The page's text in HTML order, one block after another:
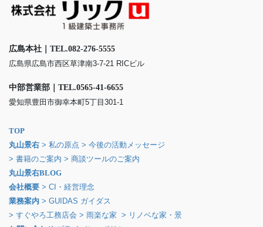
広島本社｜TEL.082-276-5555
広島県広島市西区草津南3-7-21 RICビル
中部営業部｜TEL.0565-41-6655
愛知県豊田市御幸本町5丁目301-1
TOP
丸山景右 > 私の原点 > 今後の活動メッセージ
> 書籍のご案内 > 商談ツールのご案内
丸山景右BLOG
会社概要 > CI・経営理念
業務案内 > GUIDAS ガイダス
> すぐやろ工務店会 > 雨楽な家 > リノベな家・景